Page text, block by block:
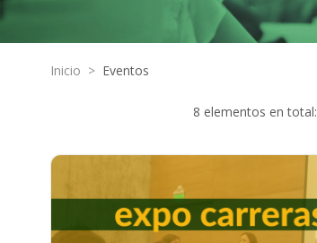
Inicio > Eventos
8 elementos en total: